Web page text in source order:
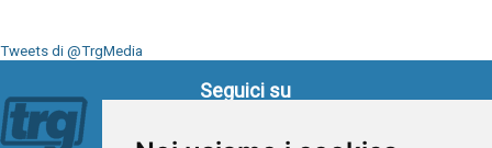
Tweets di @TrgMedia
Seguici su